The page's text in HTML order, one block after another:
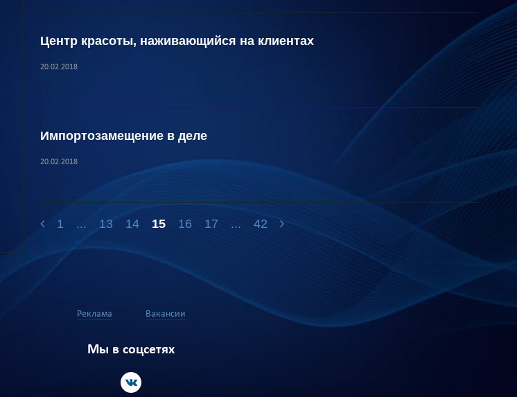
Центр красоты, наживающийся на клиентах
20.02.2018
Импортозамещение в деле
20.02.2018
1 ... 13 14 15 16 17 ... 42
Реклама Вакансии
Мы в соцсетях